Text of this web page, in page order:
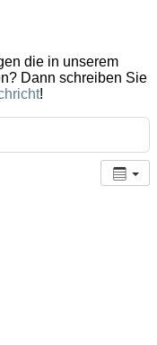
die in unserem
Dann schreiben Sie
!